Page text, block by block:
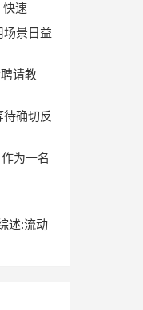
快速
场景日益
请教
确切反
为一名
述:流动